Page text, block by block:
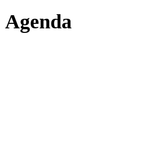
Agenda